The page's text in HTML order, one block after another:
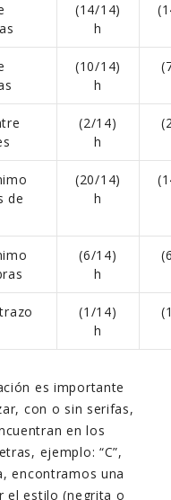
(14/14)
h
(10/14)
h
(2/14)
h
de
(20/14)
h
(6/14)
h
(1/14)
h
es importante
con o sin serifas,
en los
ejemplo: “C”,
encontramos una
el estilo (negrita o